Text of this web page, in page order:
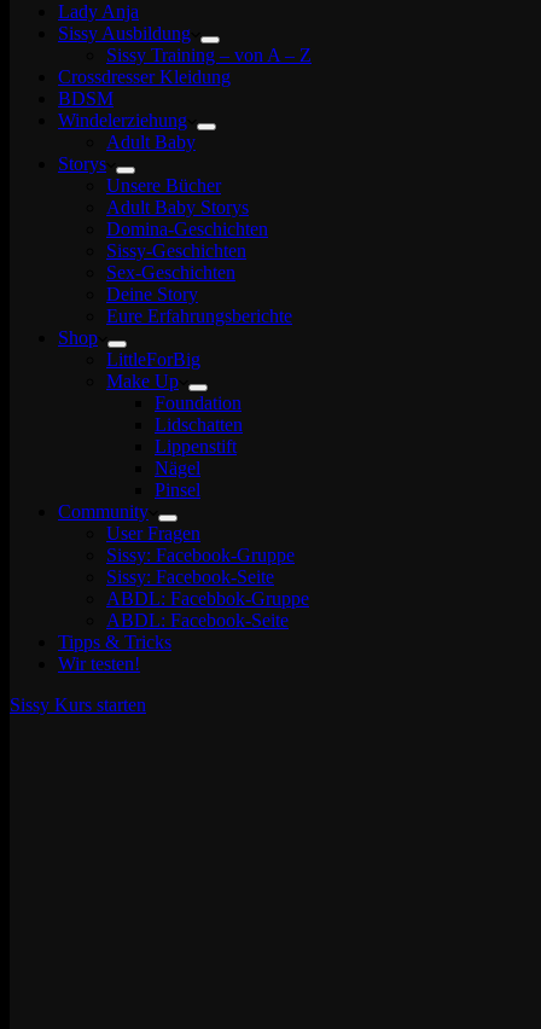
Lady Anja
Sissy Ausbildung
Sissy Training – von A – Z
Crossdresser Kleidung
BDSM
Windelerziehung
Adult Baby
Storys
Unsere Bücher
Adult Baby Storys
Domina-Geschichten
Sissy-Geschichten
Sex-Geschichten
Deine Story
Eure Erfahrungsberichte
Shop
LittleForBig
Make Up
Foundation
Lidschatten
Lippenstift
Nägel
Pinsel
Community
User Fragen
Sissy: Facebook-Gruppe
Sissy: Facebook-Seite
ABDL: Facebbok-Gruppe
ABDL: Facebook-Seite
Tipps & Tricks
Wir testen!
Sissy Kurs starten